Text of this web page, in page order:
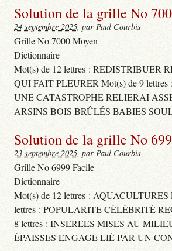
Solution de la grille No
24 septembre 2025, par Paul Courbis
Grille No 7000 Moyen
Dictionnaire
Mot(s) de 12 lettres : REDISTRIBUER
QUI FAIT PLEURER Mot(s) de 9
UNE CATASTROPHE RELIERAI
ARSINS BOIS BRÛLÉS BABIES
Solution de la grille No
23 septembre 2025, par Paul Courbis
Grille No 6999 Facile
Dictionnaire
Mot(s) de 12 lettres :
lettres : POPULARITE CÉLÉBRITÉ
8 lettres : INSEREES MISES AU
ÉPAISSES ENGAGE LIÉ PAR UN